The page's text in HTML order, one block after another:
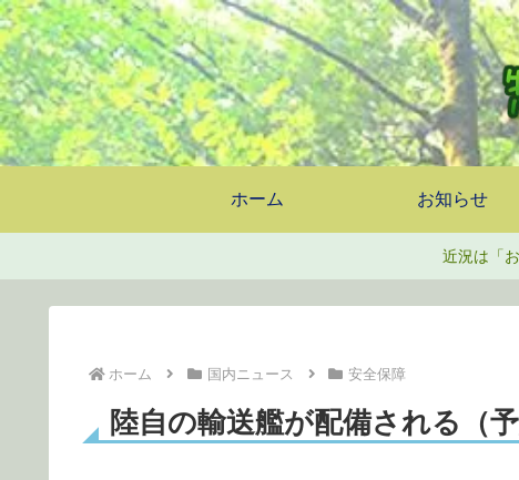
ホーム お知らせ
近況は「
ホーム 国内ニュース 安全保障
陸自の輸送艦が配備される（予